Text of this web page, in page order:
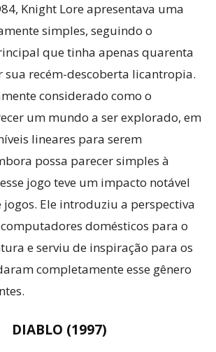
Knight Lore apresentava uma
simples, seguindo o
que tinha apenas quarenta
recém-descoberta licantropia.
considerado como o
um mundo a ser explorado, em
lineares para serem
possa parecer simples à
jogo teve um impacto notável
Ele introduziu a perspectiva
domésticos para o
e serviu de inspiração para os
completamente esse gênero
DIABLO (1997)